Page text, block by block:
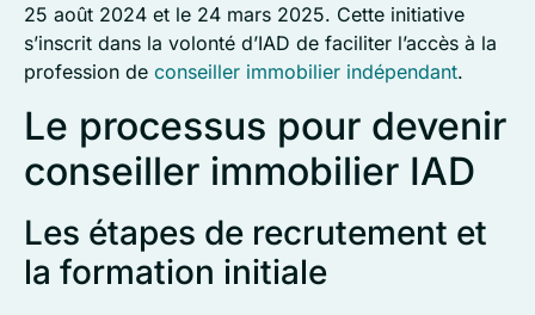
25 août 2024 et le 24 mars 2025. Cette initiative
s’inscrit dans la volonté d’IAD de faciliter l’accès à la
profession de conseiller immobilier indépendant.
Le processus pour devenir
conseiller immobilier IAD
Les étapes de recrutement et
la formation initiale